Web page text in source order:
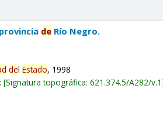
de Río Negro.
delEstado, 1998
Signatura topográfica:621.374.5/A282/v.1